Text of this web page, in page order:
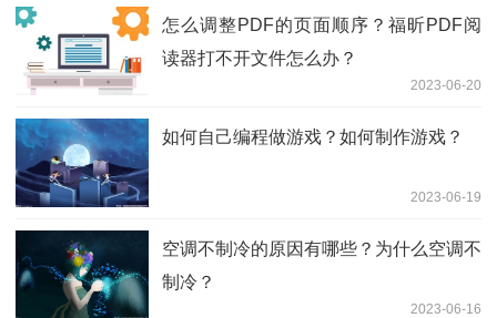
怎么调整PDF的页面顺序？福昕PDF阅
读器打不开文件怎么办？
2023-06-20
如何自己编程做游戏？如何制作游戏？
2023-06-19
空调不制冷的原因有哪些？为什么空调不
制冷？
2023-06-16